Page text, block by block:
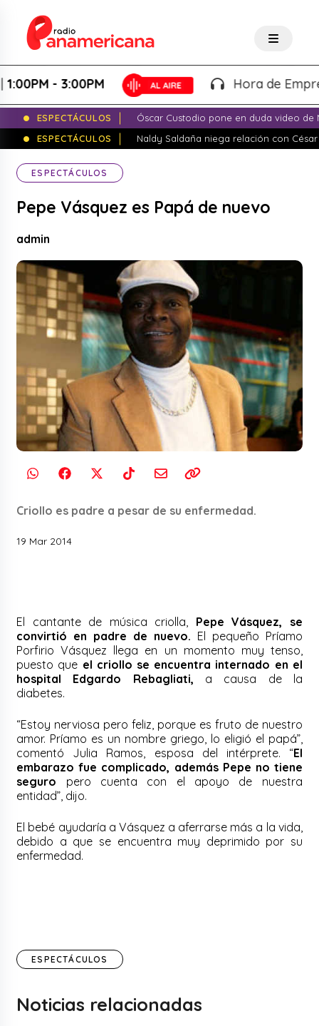
- 3:00PM Hora de
ESPECTÁCULOS
Óscar Custodio pone en duda video de
ESPECTÁCULOS
Naldy Saldaña niega relación con
ESPECTÁCULOS
Pepe Vásquez es Papá de nuevo
admin
Criollo es padre a pesar de su enfermedad.
19 Mar 2014
El cantante de música criolla, Pepe Vásquez, se
convirtió en padre de nuevo. El pequeño Príamo
Porfirio Vásquez llega en un momento muy tenso,
puesto que el criollo se encuentra internado en el
hospital Edgardo Rebagliati, a causa de la
diabetes.
“Estoy nerviosa pero feliz, porque es fruto de nuestro
amor. Príamo es un nombre griego, lo eligió el papá”,
comentó Julia Ramos, esposa del intérprete. “El
embarazo fue complicado, además Pepe no tiene
seguro pero cuenta con el apoyo de nuestra
entidad”, dijo.
El bebé ayudaría a Vásquez a aferrarse más a la vida,
debido a que se encuentra muy deprimido por su
enfermedad.
ESPECTÁCULOS
Noticias relacionadas